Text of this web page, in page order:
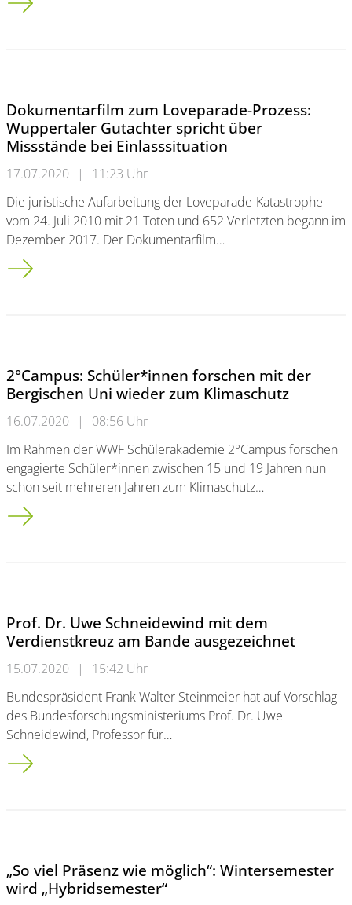
Dokumentarfilm zum Loveparade-Prozess:
Wuppertaler Gutachter spricht über
Missstände bei Einlasssituation
17.07.2020 |
11:23 Uhr
Die juristische Aufarbeitung der Loveparade-Katastrophe
vom 24. Juli 2010 mit 21 Toten und 652 Verletzten begann im
Dezember 2017. Der Dokumentarfilm…
Dokumentarfilm zum Loveparade-Prozess:<br/>
2°Campus: Schüler*innen forschen mit der
Bergischen Uni wieder zum Klimaschutz
16.07.2020 |
08:56 Uhr
Im Rahmen der WWF Schülerakademie 2°Campus forschen
engagierte Schüler*innen zwischen 15 und 19 Jahren nun
schon seit mehreren Jahren zum Klimaschutz…
2°Campus: Schüler*innen forschen mit der Bergischen Uni
Prof. Dr. Uwe Schneidewind mit dem
Verdienstkreuz am Bande ausgezeichnet
15.07.2020 |
15:42 Uhr
Bundespräsident Frank Walter Steinmeier hat auf Vorschlag
des Bundesforschungsministeriums Prof. Dr. Uwe
Schneidewind, Professor für…
Prof. Dr. Uwe Schneidewind mit dem Verdienstkreuz am
„So viel Präsenz wie möglich“: Wintersemester
wird „Hybridsemester“